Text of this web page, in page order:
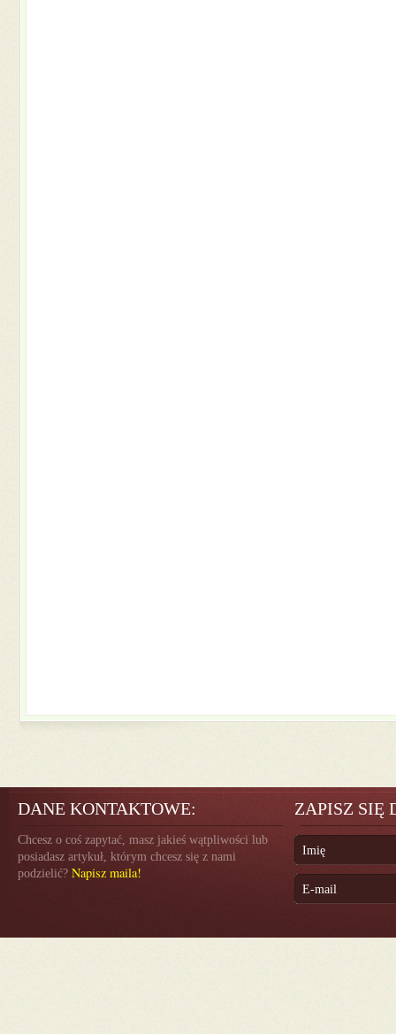
DANE KONTAKTOWE:
Chcesz o coś zapytać, masz jakieś wątpliwości lub
posiadasz artykuł, którym chcesz się z nami
podzielić? Napisz maila!
ZAPISZ SIĘ